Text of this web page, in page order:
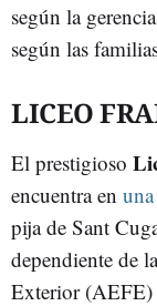
según la
según las
LICEO
El prestigioso
encuentra en
pija de Sant
dependiente de
Exterior (AEFE)